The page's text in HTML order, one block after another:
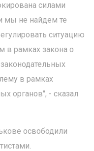
силами
мы не найдем те
ситуацию
в рамках закона о
в рамках
органов", - сказал
освободили